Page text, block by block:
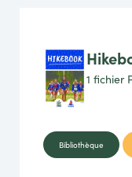
1 fichier
Bibliothèque